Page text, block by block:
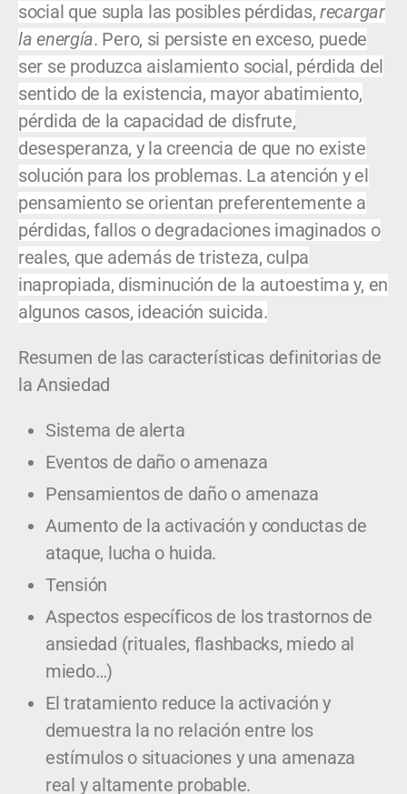
social que supla las posibles pérdidas,recargar
la energía. Pero, si persiste en exceso, puede
ser se produzca aislamiento social, pérdida del
sentido de la existencia, mayor abatimiento,
pérdida de la capacidad de disfrute,
desesperanza, y la creencia de que no existe
solución para los problemas. La atención y el
pensamiento se orientan preferentemente a
pérdidas, fallos o degradaciones imaginados o
reales, que además de tristeza, culpa
inapropiada, disminución de la autoestima y, en
algunos casos, ideación suicida.
Resumen de las características definitorias de
la Ansiedad
Sistema de alerta
Eventos de daño o amenaza
Pensamientos de daño o amenaza
Aumento de la activación y conductas de
ataque, lucha o huida.
Tensión
Aspectos específicos de los trastornos de
ansiedad (rituales, flashbacks, miedo al
miedo…)
El tratamiento reduce la activación y
demuestra la no relación entre los
estímulos o situaciones y una amenaza
real y altamente probable.